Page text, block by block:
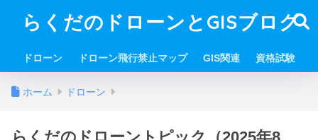
らくだのドローンとGISブログ
ドローン ドローン飛行禁止マップ GIS関連 資格試験
ホーム ドローン